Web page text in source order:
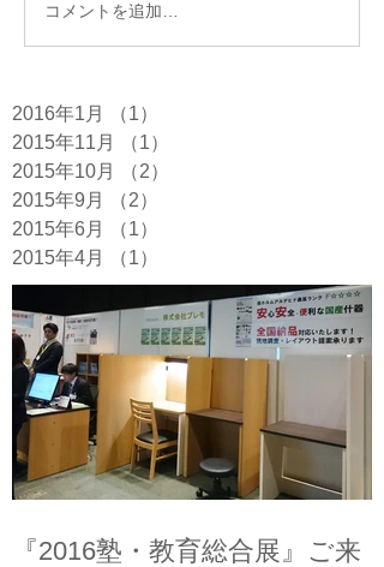
コメントを追加…
2016年1月 （1）
2015年11月
（1）
2015年10月
（2）
2015年9月
（2）
2015年6月
（1）
2015年4月
（1）
『2016塾・教育総合展』ご来